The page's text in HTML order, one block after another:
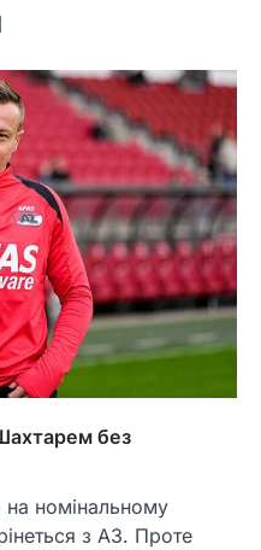
без
номінальному
з АЗ. Проте